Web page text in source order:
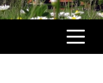
ЕКОНОМИЈА,
ИМЕНИК,